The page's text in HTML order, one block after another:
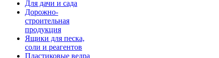
Для дачи и сада
Дорожно-
строительная
продукция
Ящики для песка,
соли и реагентов
Пластиковые ведра